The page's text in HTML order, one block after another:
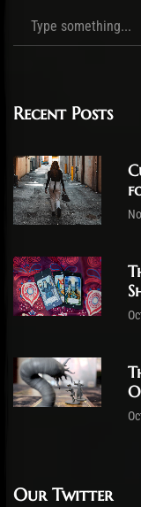
Recent Posts
Our Twitter